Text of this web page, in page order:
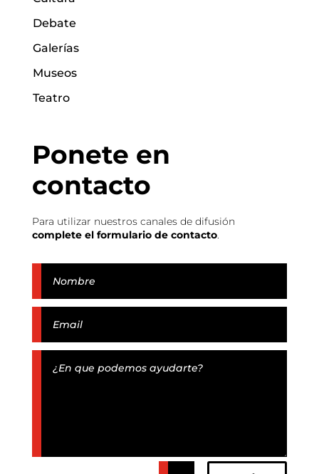
Debate
Galerías
Museos
Teatro
Ponete en
contacto
Para utilizar nuestros canales de difusión
complete el formulario de contacto.